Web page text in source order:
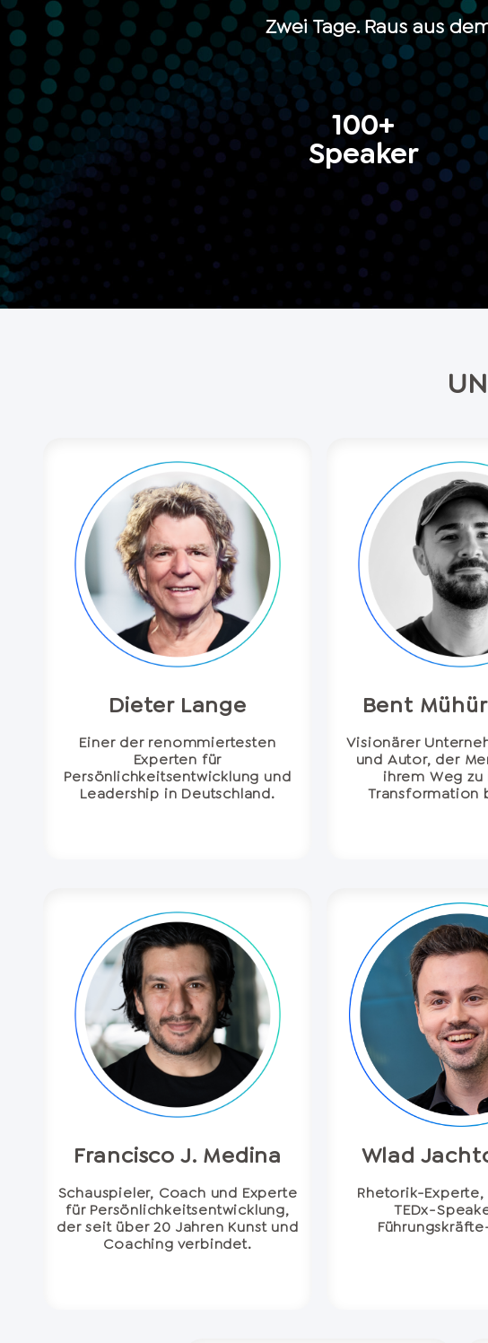
Zwei Tage. Raus aus
100+
Speaker
Dieter Lange
Einer der renommiertesten
Experten für
Persönlichkeitsentwicklung und
Leadership in Deutschland.
Bent
Visionärer
und Autor, der
ihrem Weg
Transformation
Francisco J. Medina
Schauspieler, Coach und Experte
für Persönlichkeitsentwicklung,
der seit über 20 Jahren Kunst und
Coaching verbindet.
Wlad
Rhetorik-
TEDx-